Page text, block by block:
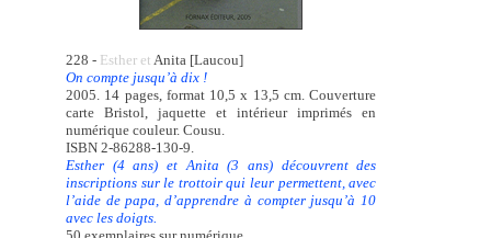
228 - Esther et Anita [Laucou]
On compte jusqu’à dix !
2005. 14 pages, format 10,5 x 13,5 cm. Couverture
carte Bristol, jaquette et intérieur imprimés en
numérique couleur. Cousu.
ISBN 2-86288-130-9.
Esther (4 ans) et Anita (3 ans) découvrent des
inscriptions sur le trottoir qui leur permettent, avec
l’aide de papa, d’apprendre à compter jusqu’à 10
avec les doigts.